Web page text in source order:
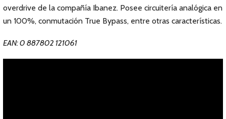
overdrive de la compañía Ibanez. Posee circuitería analógica en
un 100%, conmutación True Bypass, entre otras características.
EAN: 0 887802 121061